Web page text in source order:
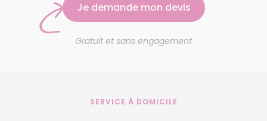
Je demande mon devis
Gratuit et sans engagement
SERVICE À DOMICILE